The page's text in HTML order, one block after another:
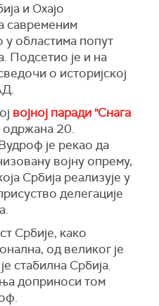
и Охајо
савременим
у областима попут
Подсетио је и на
о историјској
војној паради "Снага
одржана 20.
је рекао да
војну опрему,
Србија реализује у
делегације
Србије, како
од великог је
стабилна Србија.
доприноси том